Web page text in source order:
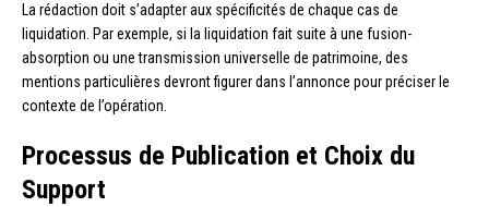
La rédaction doit s’adapter aux spécificités de chaque cas de
liquidation. Par exemple, si la liquidation fait suite à une fusion-
absorption ou une transmission universelle de patrimoine, des
mentions particulières devront figurer dans l’annonce pour préciser le
contexte de l’opération.
Processus de Publication et Choix du
Support